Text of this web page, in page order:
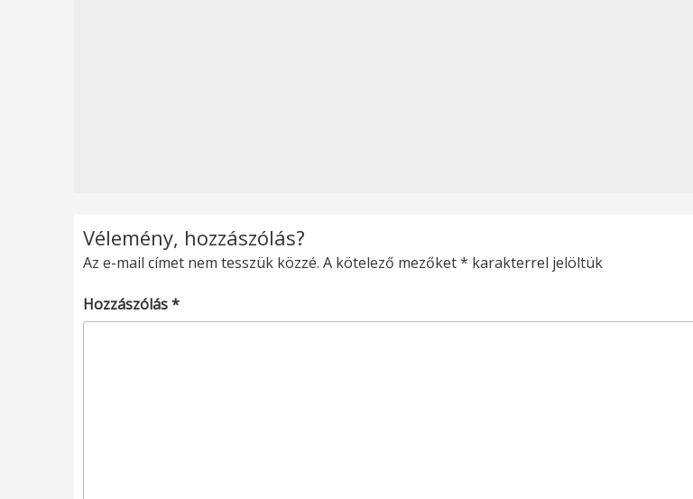
Vélemény, hozzászólás?
Az e-mail címet nem tesszük közzé. A kötelező mezőket* karakterrel jelöltük
Hozzászólás*